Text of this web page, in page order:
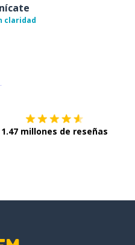
claridad
1.47 millones de reseñas